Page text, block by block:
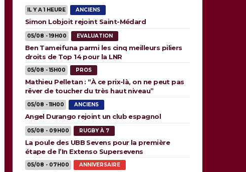
IL Y A 1 HEURE ANCIENS
Simon Lobjoit rejoint Saint-Médard
05/08 - 19H00 EVALUATION
Ben Tameifuna parmi les cinq meilleurs piliers
droits de Top 14 pour la LNR
05/08 - 15H00 PROS
Mathieu Pelletan : “À ce prix-là, on ne peut pas
rêver de toucher du très haut niveau”
05/08 - 11H00 ANCIENS
Angel Durango rejoint un club espagnol
05/08 - 09H00 RUGBY À 7
La poule des UBB Sevens pour la première
étape de l’In Extenso Supersevens
05/08 - 07H00 ANNIVERSAIRE